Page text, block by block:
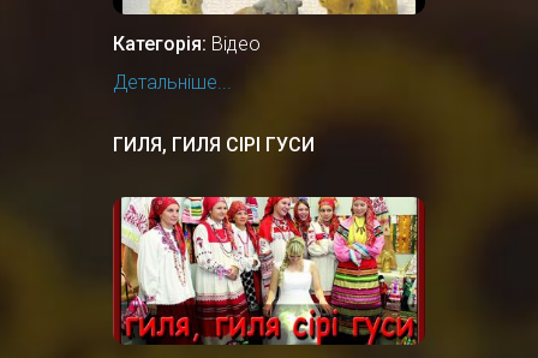
Категорія: Відео
Детальніше...
ГИЛЯ, ГИЛЯ СІРІ ГУСИ